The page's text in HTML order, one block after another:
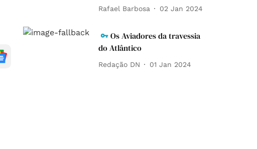
Rafael Barbosa 02 Jan 2024
Os Aviadores da travessia
do Atlântico
Redação DN 01 Jan 2024